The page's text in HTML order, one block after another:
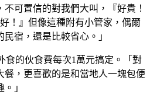
可置信的對我們大叫，『好貴！
！』但像這種附有小管家，偶爾
宿，還是比較省心。」
食的伙食費每次1萬元搞定。「對
餐，更喜歡的是和當地人一塊包便
」